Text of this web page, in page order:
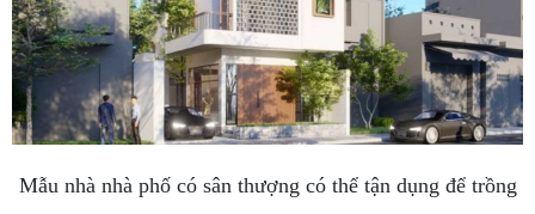
Mẫu nhà nhà phố có sân thượng có thể tận dụng để trồng